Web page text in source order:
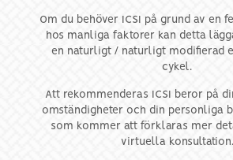
Om du behöver ICSI på grund av en
hos manliga faktorer kan detta
en naturligt / naturligt modifierad
cykel.
Att rekommenderas ICSI beror på
omständigheter och din personliga
som kommer att förklaras mer
virtuella konsultation.